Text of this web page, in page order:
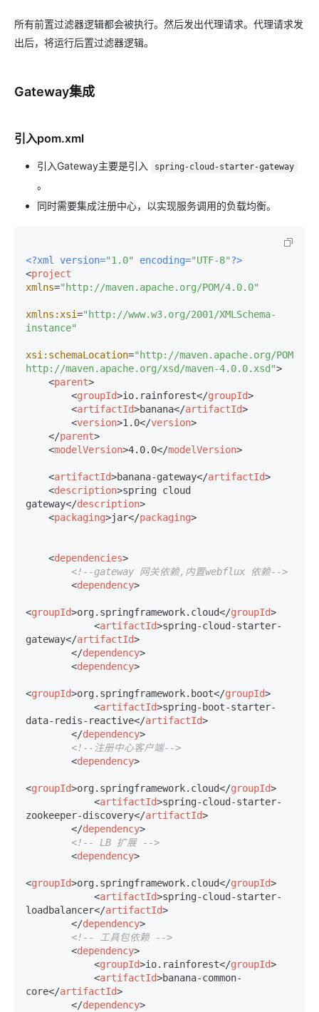
所有前置过滤器逻辑都会被执行。然后发出代理请求。代理请求发
出后，将运行后置过滤器逻辑。
Gateway集成
引入pom.xml
引入Gateway主要是引入 spring-cloud-starter-gateway
。
同时需要集成注册中心，以实现服务调用的负载均衡。
<?xml version="1.0" encoding="UTF-8"?>
<project
xmlns="http://maven.apache.org/POM/4.0.0"
xmlns:xsi="http://www.w3.org/2001/XMLSchema-
instance"
xsi:schemaLocation="http://maven.apache.org/POM/
http://maven.apache.org/xsd/maven-4.0.0.xsd">
<parent>
<groupId>io.rainforest</groupId>
<artifactId>banana</artifactId>
<version>1.0</version>
</parent>
<modelVersion>4.0.0</modelVersion>
<artifactId>banana-gateway</artifactId>
<description>spring cloud
gateway</description>
<packaging>jar</packaging>
<dependencies>
<!--gateway 网关依赖,内置webflux 依赖-->
<dependency>
<groupId>org.springframework.cloud</groupId>
<artifactId>spring-cloud-starter-
gateway</artifactId>
</dependency>
<dependency>
<groupId>org.springframework.boot</groupId>
<artifactId>spring-boot-starter-
data-redis-reactive</artifactId>
</dependency>
<!--注册中心客户端-->
<dependency>
<groupId>org.springframework.cloud</groupId>
<artifactId>spring-cloud-starter-
zookeeper-discovery</artifactId>
</dependency>
<!-- LB 扩展 -->
<dependency>
<groupId>org.springframework.cloud</groupId>
<artifactId>spring-cloud-starter-
loadbalancer</artifactId>
</dependency>
<!-- 工具包依赖 -->
<dependency>
<groupId>io.rainforest</groupId>
<artifactId>banana-common-
core</artifactId>
</dependency>